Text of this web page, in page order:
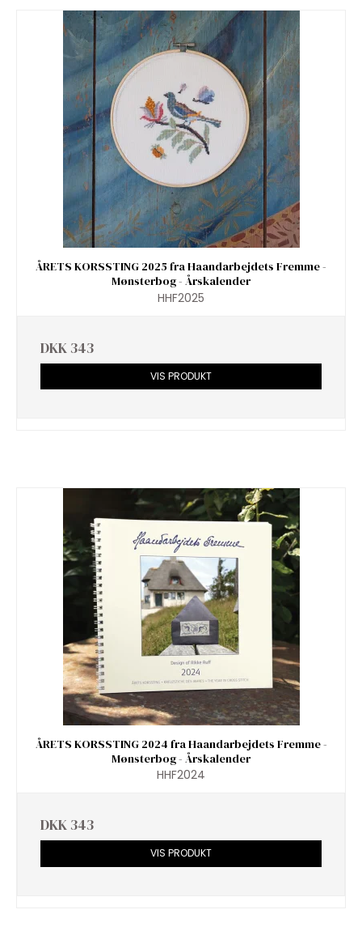
ÅRETS KORSSTING 2025 fra Haandarbejdets Fremme -
Mønsterbog - Årskalender
HHF2025
DKK 343
VIS PRODUKT
ÅRETS KORSSTING 2024 fra Haandarbejdets Fremme -
Mønsterbog - Årskalender
HHF2024
DKK 343
VIS PRODUKT